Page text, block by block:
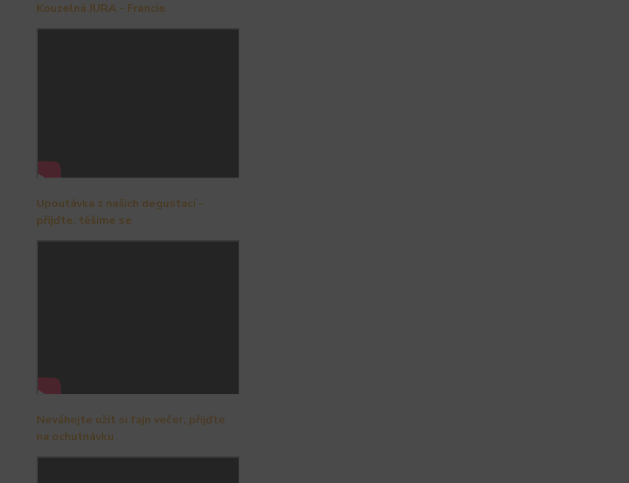
Kouzelná JURA - Francie
Upoutávka z našich degustací -
přijďte, těšíme se
Neváhejte užít si fajn večer, přijďte
na ochutnávku